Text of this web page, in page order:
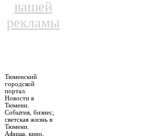
вашей
рекламы
Тюменский
городской
портал.
Новости в
Тюмени.
События, бизнес,
светская жизнь в
Тюмени.
Афиша, кино,